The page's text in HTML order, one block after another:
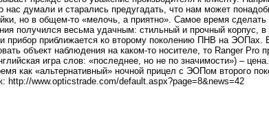
думали и старались предугадать, что нам может
но в общем-то «мелочь, а приятно». Самое время
получился весьма удачным: стильный и прочный корпус, в
прибор приближается ко второму поколению ПНВ на ЭОПах.
объект наблюдения на каком-то носителе, то Ranger Pro
игра слов: «последнее, но не по значимости») –
как «альтернативный» ночной прицел с ЭОПом второго
http://www.opticstrade.com/default.aspx?page=8&news=42